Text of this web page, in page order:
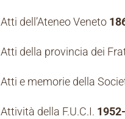
Atti dell’Ateneo Veneto
Atti della provincia dei
Atti e memorie della
Attività della F.U.C.I.